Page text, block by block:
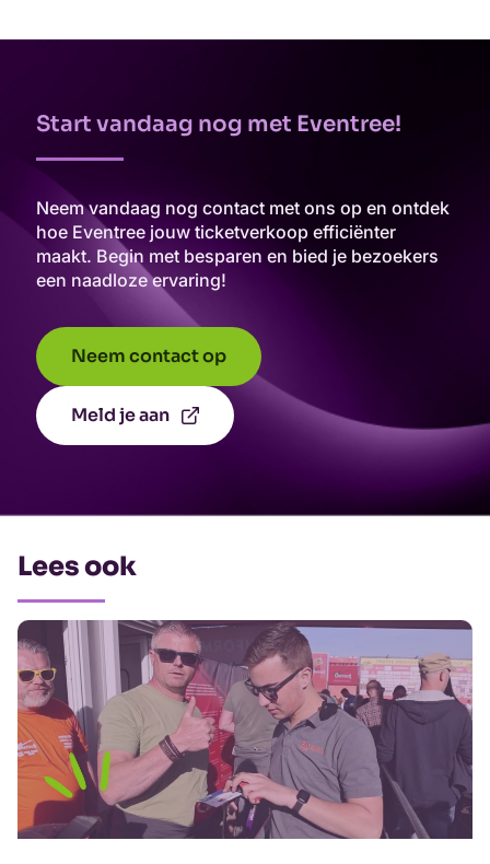
Start vandaag nog met Eventree!
Neem vandaag nog contact met ons op en ontdek
hoe Eventree jouw ticketverkoop efficiënter
maakt. Begin met besparen en bied je bezoekers
een naadloze ervaring!
Neem contact op
Meld je aan
Lees ook